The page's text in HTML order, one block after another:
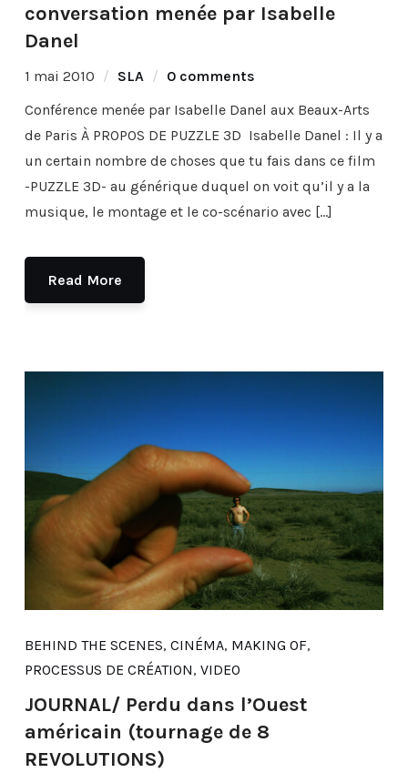
conversation menée par Isabelle
Danel
1 mai 2010 SLA
0 comments
Conférence menée par Isabelle Danel aux Beaux-Arts
de Paris À PROPOS DE PUZZLE 3D Isabelle Danel : Il y a
un certain nombre de choses que tu fais dans ce film
-PUZZLE 3D- au générique duquel on voit qu’il y a la
musique, le montage et le co-scénario avec […]
Read More
BEHIND THE SCENES, CINÉMA, MAKING OF,
PROCESSUS DE CRÉATION, VIDEO
JOURNAL/ Perdu dans l’Ouest
américain (tournage de 8
REVOLUTIONS)